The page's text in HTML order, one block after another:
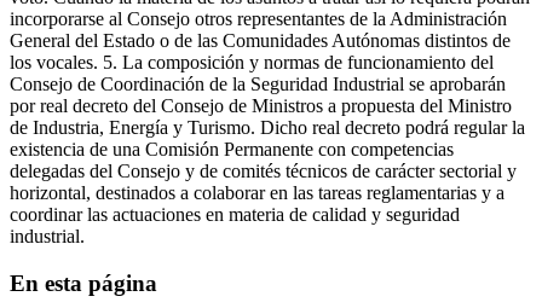
incorporarse al Consejo otros representantes de la Administración
General del Estado o de las Comunidades Autónomas distintos de
los vocales. 5. La composición y normas de funcionamiento del
Consejo de Coordinación de la Seguridad Industrial se aprobarán
por real decreto del Consejo de Ministros a propuesta del Ministro
de Industria, Energía y Turismo. Dicho real decreto podrá regular la
existencia de una Comisión Permanente con competencias
delegadas del Consejo y de comités técnicos de carácter sectorial y
horizontal, destinados a colaborar en las tareas reglamentarias y a
coordinar las actuaciones en materia de calidad y seguridad
industrial.
En esta página